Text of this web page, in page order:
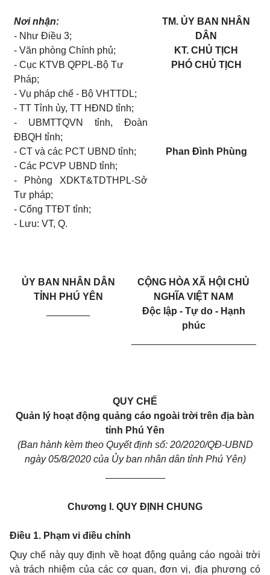
Nơi nhận:
- Như Điều 3;
- Văn phòng Chính phủ;
- Cục KTVB QPPL-Bộ Tư
Pháp;
- Vụ pháp chế - Bộ VHTTDL;
- TT Tỉnh ủy, TT HĐND tỉnh;
- UBMTTQVN tỉnh, Đoàn
ĐBQH tỉnh;
- CT và các PCT UBND tỉnh;
- Các PCVP UBND tỉnh;
- Phòng XDKT&TDTHPL-Sở
Tư pháp;
- Cổng TTĐT tỉnh;
- Lưu: VT, Q.
TM. ỦY BAN NHÂN
DÂN
KT. CHỦ TỊCH
PHÓ CHỦ TỊCH
Phan Đình Phùng
ỦY BAN NHÂN DÂN
TỈNH PHÚ YÊN
CỘNG HÒA XÃ HỘI CHỦ
NGHĨA VIỆT NAM
Độc lập - Tự do - Hạnh
phúc
QUY CHẾ
Quản lý hoạt động quảng cáo ngoài trời trên địa bàn
tỉnh Phú Yên
(Ban hành kèm theo Quyết định số: 20/2020/QĐ-UBND
ngày 05/8/2020 của Ủy ban nhân dân tỉnh Phú Yên)
Chương I. QUY ĐỊNH CHUNG
Điều 1. Phạm vi điều chỉnh
Quy chế này quy định về hoạt động quảng cáo ngoài trời
và trách nhiệm của các cơ quan, đơn vị, địa phương có